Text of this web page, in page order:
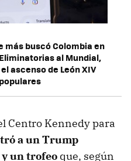
más buscó Colombia en
al Mundial,
ascenso de León XIV
Centro Kennedy para
a un Trump
un trofeo que, según